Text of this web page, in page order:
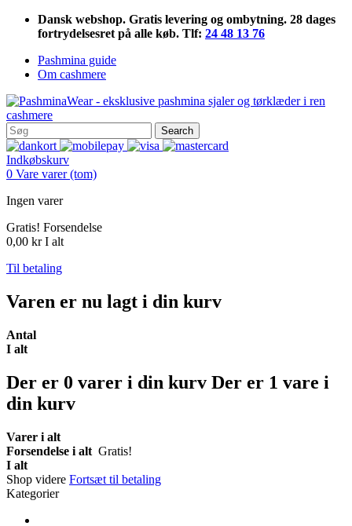
Dansk webshop. Gratis levering og ombytning. 28 dages
fortrydelsesret på alle køb. Tlf: 24 48 13 76
Pashmina guide
Om cashmere
Search
Indkøbskurv
0 Vare varer (tom)
Ingen varer
Gratis! Forsendelse
0,00 kr I alt
Til betaling
Varen er nu lagt i din kurv
Antal
I alt
Der er 0 varer i din kurv Der er 1 vare i
din kurv
Varer i alt
Forsendelse i alt Gratis!
I alt
Shop videre Fortsæt til betaling
Kategorier